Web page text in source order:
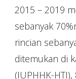
2015 – 2019
sebanyak
rincian
ditemukan di
(IUPHHK-